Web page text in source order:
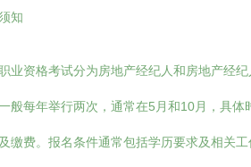
知
业资格考试分为房地产经纪人和房地产经
般每年举行两次，通常在5月和10月，具
缴费。报名条件通常包括学历要求及相关